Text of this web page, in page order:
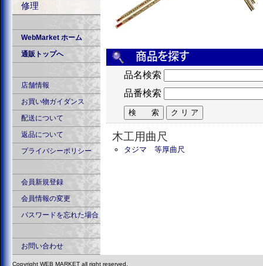
修理
WebMarket ホーム
通販トップへ
店舗情報
お買い物ガイダンス
配送について
返品について
プライバシーポリシー
会員新規登録
会員情報の変更
パスワードを忘れた場合
お問い合わせ
品名検索
品番検索
木工用曲尺
タジマ 等厚曲尺
Copyright WEB MARKET all right reserved.